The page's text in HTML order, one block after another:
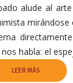
alude al
habla: el
LEER MÁS